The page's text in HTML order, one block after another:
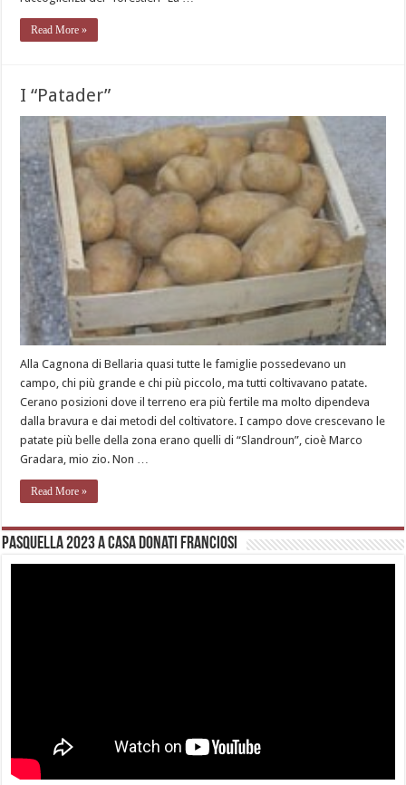
Read More »
I “Patader”
Alla Cagnona di Bellaria quasi tutte le famiglie possedevano un
campo, chi più grande e chi più piccolo, ma tutti coltivavano patate.
Cerano posizioni dove il terreno era più fertile ma molto dipendeva
dalla bravura e dai metodi del coltivatore. I campo dove crescevano le
patate più belle della zona erano quelli di “Slandroun”, cioè Marco
Gradara, mio zio. Non …
Read More »
Pasquella 2023 a casa Donati Franciosi